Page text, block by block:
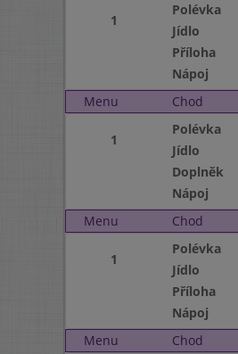
1
Polévka
Jídlo
Příloha
Nápoj
Menu
Chod
1
Polévka
Jídlo
Doplněk
Nápoj
Menu
Chod
1
Polévka
Jídlo
Příloha
Nápoj
Menu
Chod